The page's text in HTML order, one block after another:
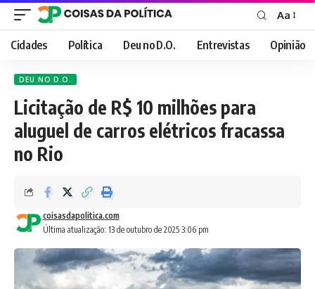
Font
Resizer
Aa
Cidades Política Deu no D.O. Entrevistas Opinião
DEU NO D.O.
Licitação de R$ 10 milhões para
aluguel de carros elétricos fracassa
no Rio
Última atualização: 13 de outubro de 2025 3:06 pm
coisasdapolitica.com